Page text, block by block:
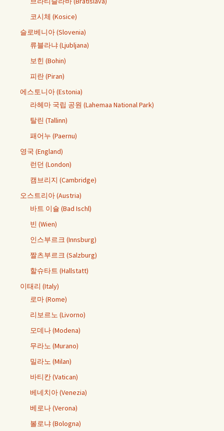
코시체 (Kosice)
슬로베니아 (Slovenia)
류블라냐 (Ljubljana)
보힌 (Bohin)
피란 (Piran)
에스토니아 (Estonia)
라헤마 국립 공원 (Lahemaa National Park)
탈린 (Tallinn)
패어누 (Paernu)
영국 (England)
런던 (London)
캠브리지 (Cambridge)
오스트리아 (Austria)
바트 이슐 (Bad Ischl)
빈 (Wien)
인스부르크 (Innsburg)
짤츠부르크 (Salzburg)
할슈타트 (Hallstatt)
이태리 (Italy)
로마 (Rome)
리보르노 (Livorno)
모데나 (Modena)
무라노 (Murano)
밀라노 (Milan)
바티칸 (Vatican)
베네치아 (Venezia)
베로나 (Verona)
볼로냐 (Bologna)